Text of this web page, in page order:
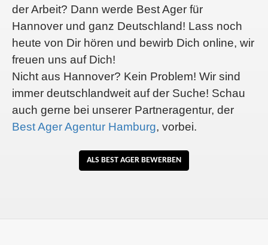
der Arbeit? Dann werde Best Ager für
Hannover und ganz Deutschland! Lass noch
heute von Dir hören und bewirb Dich online, wir
freuen uns auf Dich!
Nicht aus Hannover? Kein Problem! Wir sind
immer deutschlandweit auf der Suche! Schau
auch gerne bei unserer Partneragentur, der
Best Ager Agentur Hamburg, vorbei.
ALS BEST AGER BEWERBEN